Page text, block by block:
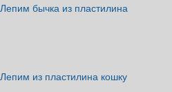
Лепим бычка из пластилина
Лепим из пластилина кошку